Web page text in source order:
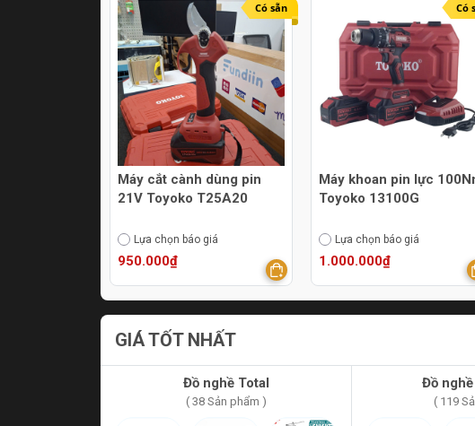
Có sẵn
Máy cắt cành dùng pin
21V Toyoko T25A20
Lựa chọn báo giá
950.000₫
Có
Máy khoan pin lực
Toyoko 13100G
Lựa chọn báo giá
1.000.000₫
GIÁ TỐT NHẤT
Đồ nghề Total
( 38 Sản phẩm )
Đồ
( 119